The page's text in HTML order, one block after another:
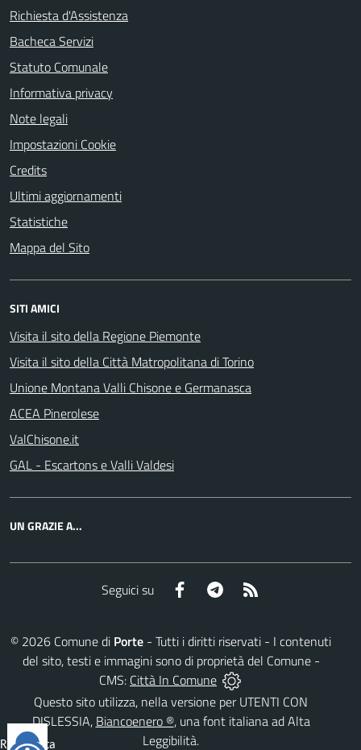
Richiesta d'Assistenza
Bacheca Servizi
Statuto Comunale
Informativa privacy
Note legali
Impostazioni Cookie
Credits
Ultimi aggiornamenti
Statistiche
Mappa del Sito
SITI AMICI
Visita il sito della Regione Piemonte
Visita il sito della Città Matropolitana di Torino
Unione Montana Valli Chisone e Germanasca
ACEA Pinerolese
ValChisone.it
GAL - Escartons e Valli Valdesi
UN GRAZIE A...
Seguici su Facebook Telegram
© 2026 Comune di Porte - Tutti i diritti riservati - I contenuti
del sito, testi e immagini sono di proprietà del Comune -
CMS: Città In Comune
Questo sito utilizza, nella versione per UTENTI CON
DISLESSIA, Biancoenero ®, una font italiana ad Alta
Leggibilità.
Reimposta